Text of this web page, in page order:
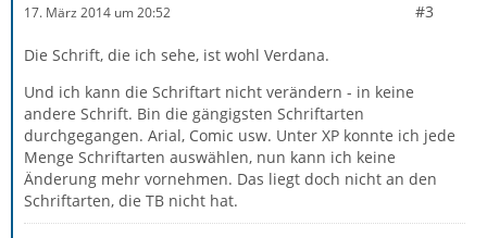
17. März 2014 um 20:52 #3
Die Schrift, die ich sehe, ist wohl Verdana.
Und ich kann die Schriftart nicht verändern - in keine
andere Schrift. Bin die gängigsten Schriftarten
durchgegangen. Arial, Comic usw. Unter XP konnte ich jede
Menge Schriftarten auswählen, nun kann ich keine
Änderung mehr vornehmen. Das liegt doch nicht an den
Schriftarten, die TB nicht hat.